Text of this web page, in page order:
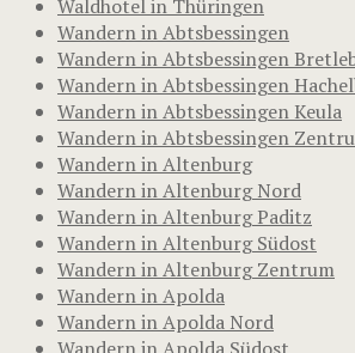
Waldhotel in Thüringen
Wandern in Abtsbessingen
Wandern in Abtsbessingen
Wandern in Abtsbessingen
Wandern in Abtsbessingen Keula
Wandern in Abtsbessingen
Wandern in Altenburg
Wandern in Altenburg Nord
Wandern in Altenburg Paditz
Wandern in Altenburg Südost
Wandern in Altenburg Zentrum
Wandern in Apolda
Wandern in Apolda Nord